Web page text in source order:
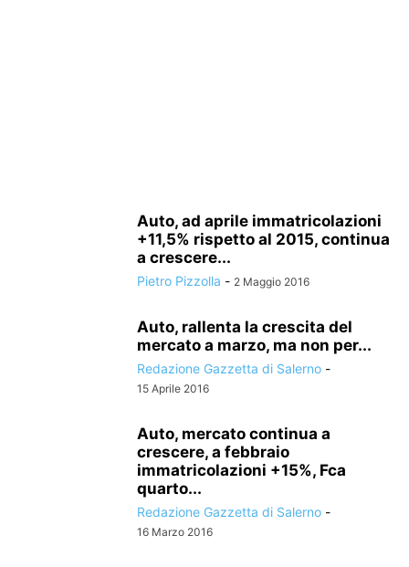
Auto, ad aprile immatricolazioni
+11,5% rispetto al 2015, continua
a crescere...
Pietro Pizzolla - 2 Maggio 2016
Auto, rallenta la crescita del
mercato a marzo, ma non per...
Redazione Gazzetta di Salerno -
15 Aprile 2016
Auto, mercato continua a
crescere, a febbraio
immatricolazioni +15%, Fca
quarto...
Redazione Gazzetta di Salerno -
16 Marzo 2016